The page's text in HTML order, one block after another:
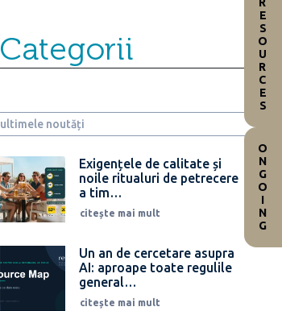
Categorii
ultimele noutăți
Exigențele de calitate și
noile ritualuri de petrecere
a tim…
citește mai mult
Un an de cercetare asupra
AI: aproape toate regulile
general…
citește mai mult
RESOURCES
ONGOING